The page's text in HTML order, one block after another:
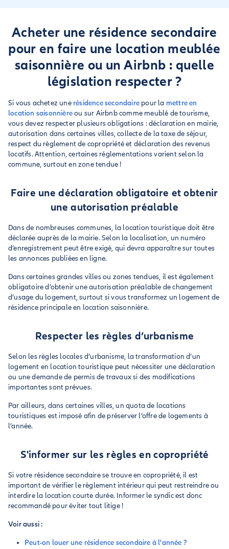
Acheter une résidence secondaire
pour en faire une location meublée
saisonnière ou un Airbnb : quelle
législation respecter ?
Si vous achetez une résidence secondaire pour la mettre en
location saisonnièreou sur Airbnb comme meublé de tourisme,
vous devez respecter plusieurs obligations : déclaration en mairie,
autorisation dans certaines villes, collecte de la taxe de séjour,
respect du règlement de copropriété et déclaration des revenus
locatifs. Attention, certaines réglementations varient selon la
commune, surtout en zone tendue !
Faire une déclaration obligatoire et obtenir
une autorisation préalable
Dans de nombreuses communes, la location touristique doit être
déclarée auprès de la mairie. Selon la localisation, un numéro
d’enregistrement peut être exigé, qui devra apparaître sur toutes
les annonces publiées en ligne.
Dans certaines grandes villes ou zones tendues, il est également
obligatoire d’obtenir une autorisation préalable de changement
d’usage du logement, surtout si vous transformez un logement de
résidence principale en location saisonnière.
Respecter les règles d’urbanisme
Selon les règles locales d’urbanisme, la transformation d’un
logement en location touristique peut nécessiter une déclaration
ou une demande de permis de travaux si des modifications
importantes sont prévues.
Par ailleurs, dans certaines villes, un quota de locations
touristiques est imposé afin de préserver l’offre de logements à
l’année.
S'informer sur les règles en copropriété
Si votre résidence secondaire se trouve en copropriété, il est
important de vérifier le règlement intérieur qui peut restreindre ou
interdire la location courte durée. Informer le syndic est donc
recommandé pour éviter tout litige !
Voir aussi :
Peut-on louer une résidence secondaire à l'année ?